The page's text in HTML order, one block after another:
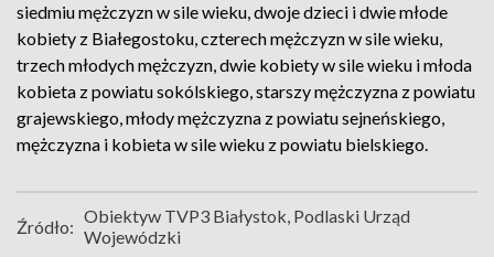
siedmiu mężczyzn w sile wieku, dwoje dzieci i dwie młode
kobiety z Białegostoku, czterech mężczyzn w sile wieku,
trzech młodych mężczyzn, dwie kobiety w sile wieku i młoda
kobieta z powiatu sokólskiego, starszy mężczyzna z powiatu
grajewskiego, młody mężczyzna z powiatu sejneńskiego,
mężczyzna i kobieta w sile wieku z powiatu bielskiego.
Źródło: Obiektyw TVP3 Białystok, Podlaski Urząd
Wojewódzki